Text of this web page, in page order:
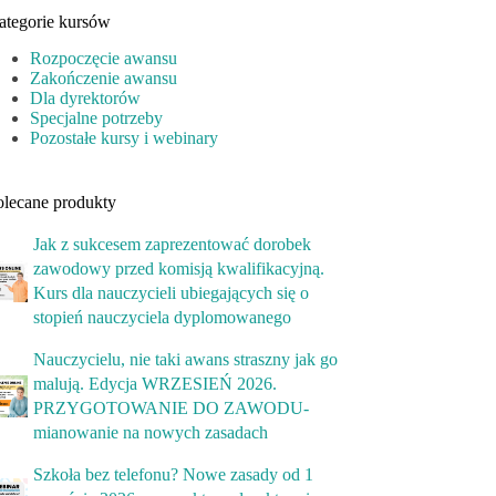
kursów
Rozpoczęcie awansu
Zakończenie awansu
Dla dyrektorów
Specjalne potrzeby
Pozostałe kursy i webinary
produkty
Jak z sukcesem zaprezentować dorobek
zawodowy przed komisją kwalifikacyjną.
Kurs dla nauczycieli ubiegających się o
stopień nauczyciela dyplomowanego
Nauczycielu, nie taki awans straszny jak go
malują. Edycja WRZESIEŃ 2026.
PRZYGOTOWANIE DO ZAWODU-
mianowanie na nowych zasadach
Szkoła bez telefonu? Nowe zasady od 1